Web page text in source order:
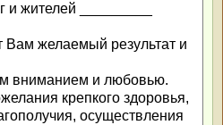
и жителей _________
Вам желаемый результат и
вниманием и любовью.
крепкого здоровья,
осуществления